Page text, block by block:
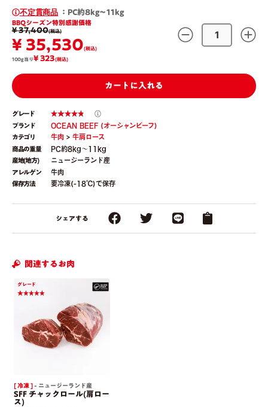
不定貫商品 ：PC約8kg〜11kg
BBQシーズン特別感謝価格
¥ 37,400(税込)
¥ 35,530(税込)
100g当り¥ 323(税込)
カートに入れる
グレード
ブランド
OCEAN BEEF (オーシャンビーフ)
カテゴリ
牛肉 >牛肩ロース
商品の重量
PC約8kg〜11kg
産地(地方)
ニュージーランド産
アレルゲン
牛肉
保存方法
要冷凍(-18℃)で保存
シェアする
関連するお肉
グレード
[ 冷凍 ]- ニュージーランド産
SFF チャックロール(肩ロー
ス)